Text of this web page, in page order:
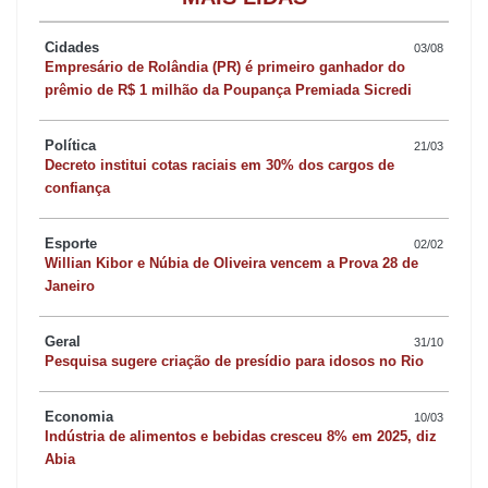
Expansão da Câmara?
Não é segredo de ninguém que o presidente da Câmara de
Apucarana, Danylo Aciolli (MDB), tem planos de, como ele
entretanto, esbarra nas limitações físicas do prédio do legislativo,
que não tem espaço disponível para tal empreita. Talvez a
de um prédio localizado na convergência das ruas Corifeu de
Azevedo Marques e Tamandaré, que está em vias de ser
desocupado. A ideia seria instalar a parte administrativa nesse
local e manter o plenário e os gabinetes na atual sede. A
discussão a respeito do acanhado tamanho do prédio do
Cidades 03/08
Empresário de Rolândia (PR) é primeiro ganhador do
prêmio de R$ 1 milhão da Poupança Premiada Sicredi
Política 21/03
Decreto institui cotas raciais em 30% dos cargos de
confiança
Esporte 02/02
Willian Kibor e Núbia de Oliveira vencem a Prova 28 de
Janeiro
Geral 31/10
Pesquisa sugere criação de presídio para idosos no Rio
Economia 10/03
Indústria de alimentos e bebidas cresceu 8% em 2025, diz
Abia